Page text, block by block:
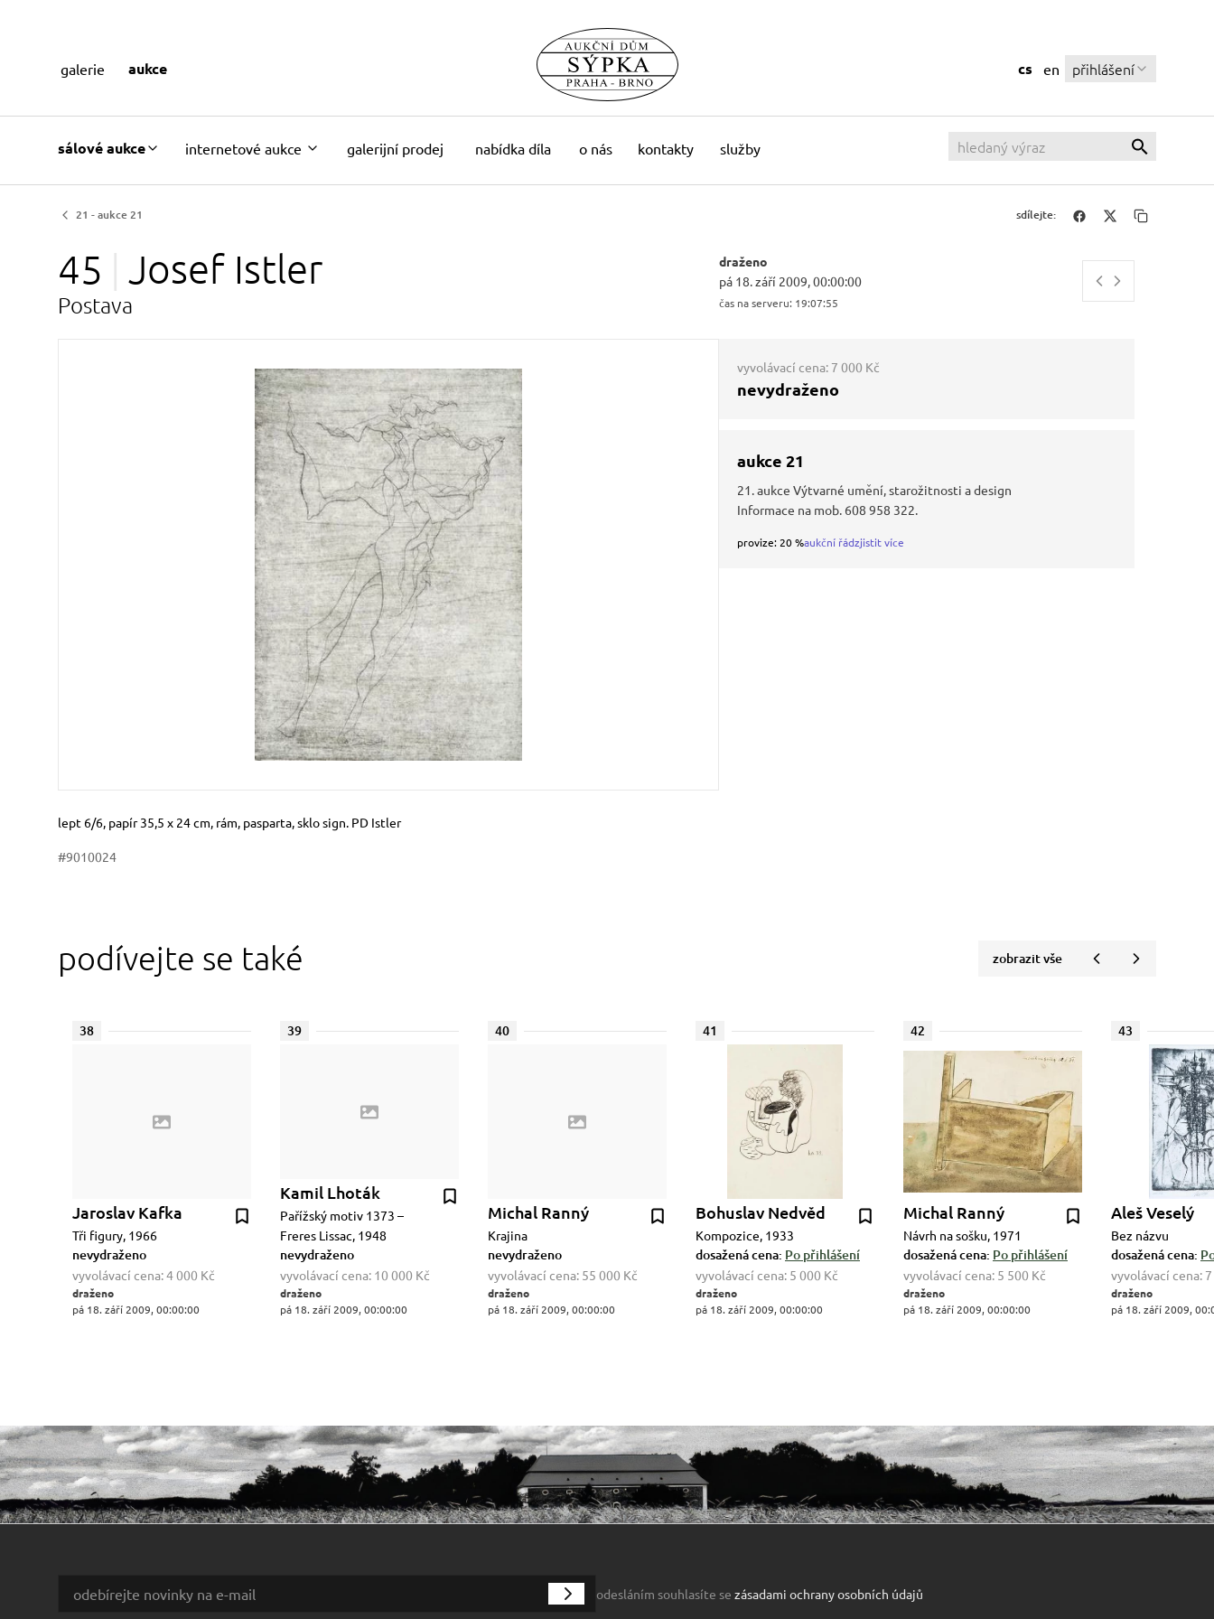
sálové aukce internetové aukce galerijní prodej nabídka díla o nás kontakty služby
cs en přihlášení
galerie aukce
21 - aukce 21 sdílejte:
45 Josef Istler
Postava
draženo
pá 18. září 2009, 00:00:00
čas na serveru: 19:07:56
Rozměry
Stručný popis předmětu
lept 6/6, papír 35,5 x 24 cm, rám, pasparta, sklo sign. PD Istler
#9010024
vyvolávací cena: 7 000 Kč
nevydraženo
aukce 21
21. aukce Výtvarné umění, starožitnosti a design
Informace na mob. 608 958 322.
provize: 20 %aukční řádzjistit více
podívejte se také zobrazit vše
38
Jaroslav Kafka
Tři figury, 1966
nevydraženo
vyvolávací cena:4 000 Kč
draženo
pá 18. září 2009, 00:00:00
39
Kamil Lhoták
Pařížský motiv 1373 –
Freres Lissac, 1948
nevydraženo
vyvolávací cena: 10 000 Kč
draženo
pá 18. září 2009, 00:00:00
40
Michal Ranný
Krajina
nevydraženo
vyvolávací cena: 55 000 Kč
draženo
pá 18. září 2009, 00:00:00
41
Bohuslav Nedvěd
Kompozice, 1933
dosažená cena: Po přihlášení
vyvolávací cena: 5 000 Kč
draženo
pá 18. září 2009, 00:00:00
42
Michal Ranný
Návrh na sošku, 1971
dosažená cena: Po přihlášení
vyvolávací cena: 5 500 Kč
draženo
pá 18. září 2009, 00:00:00
43
Aleš Veselý
Bez názvu
dosažená cena:
vyvolávací cena:
draženo
pá 18. září 2009,
odesláním souhlasíte se zásadami ochrany osobních údajů